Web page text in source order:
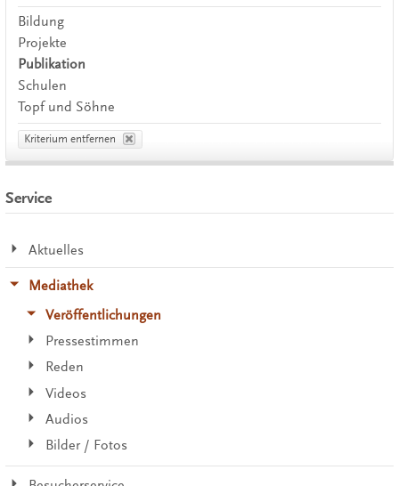
Bildung
Projekte
Publikation
Schulen
Topf und Söhne
Kriterium entfernen
Service
Aktuelles
Mediathek
Veröffentlichungen
Pressestimmen
Reden
Videos
Audios
Bilder / Fotos